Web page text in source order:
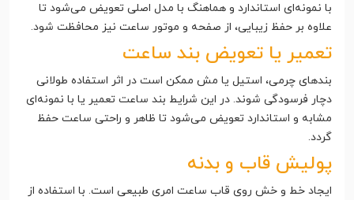
با نمونه‌ای استاندارد و هماهنگ با مدل اصلی تعویض می‌شود تا
علاوه بر حفظ زیبایی، از صفحه و موتور ساعت نیز محافظت شود.
تعمیر یا تعویض بند ساعت
بندهای چرمی، استیل یا مش ممکن است در اثر استفاده طولانی
دچار فرسودگی شوند. در این شرایط بند ساعت تعمیر یا با نمونه‌ای
مشابه و استاندارد تعویض می‌شود تا ظاهر و راحتی ساعت حفظ
گردد.
پولیش قاب و بدنه
ایجاد خط و خش روی قاب ساعت امری طبیعی است. با استفاده از